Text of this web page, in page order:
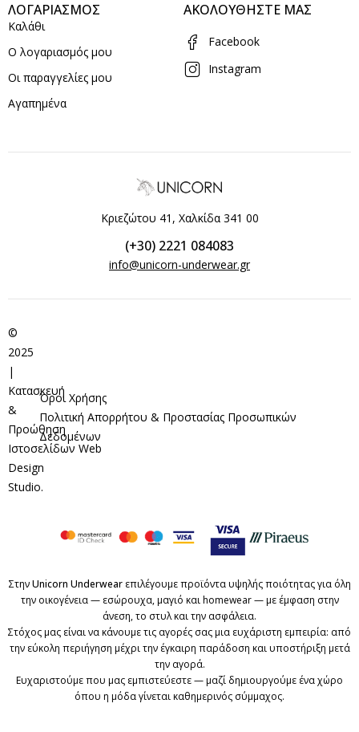
ΛΟΓΑΡΙΑΣΜΟΣ
Καλάθι
Ο λογαριασμός μου
Οι παραγγελίες μου
Αγαπημένα
ΑΚΟΛΟΥΘΗΣΤΕ ΜΑΣ
Facebook
Instagram
Κριεζώτου 41, Χαλκίδα 341 00
(+30) 2221 084083
info@unicorn-underwear.gr
©
2025
|
Κατασκευή
&
Προώθηση
Ιστοσελίδων Web
Design
Studio.
Όροι Χρήσης
Πολιτική Απορρήτου & Προστασίας Προσωπικών
Δεδομένων
ΣτηνUnicorn Underwearεπιλέγουμε προϊόντα υψηλής ποιότητας για όλη
την οικογένεια — εσώρουχα, μαγιό και homewear — με έμφαση στην
άνεση, το στυλ και την ασφάλεια.
Στόχος μας είναι να κάνουμε τις αγορές σας μια ευχάριστη εμπειρία: από
την εύκολη περιήγηση μέχρι την έγκαιρη παράδοση και υποστήριξη μετά
την αγορά.
Ευχαριστούμε που μας εμπιστεύεστε — μαζί δημιουργούμε ένα χώρο
όπου η μόδα γίνεται καθημερινός σύμμαχος.